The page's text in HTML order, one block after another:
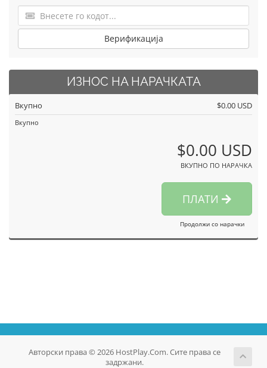
Верификација
ИЗНОС НА НАРАЧКАТА
Вкупно $0.00 USD
Вкупно
$0.00 USD
ВКУПНО ПО НАРАЧКА
ПЛАТИ
Продолжи со нарачки
Авторски права © 2026 HostPlay.Com. Сите права се
задржани.